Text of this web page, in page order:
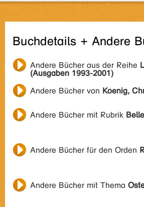
Buchdetails + Andere
Andere Bücher aus der Reihe
(Ausgaben 1993-2001)
Andere Bücher von Koenig,
Andere Bücher mit Rubrik
Andere Bücher für den Orden
Andere Bücher mit Thema